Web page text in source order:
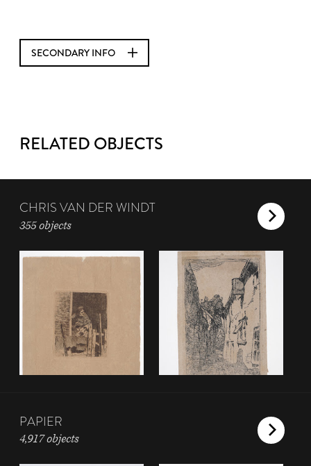
SECONDARY INFO
RELATED OBJECTS
CHRIS VAN DER WINDT
355 objects
PAPIER
4,917 objects